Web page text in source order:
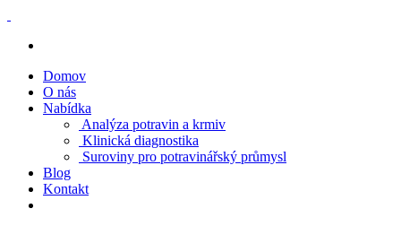
Domov
O nás
Nabídka
Analýza potravin a krmiv
Klinická diagnostika
Suroviny pro potravinářský průmysl
Blog
Kontakt